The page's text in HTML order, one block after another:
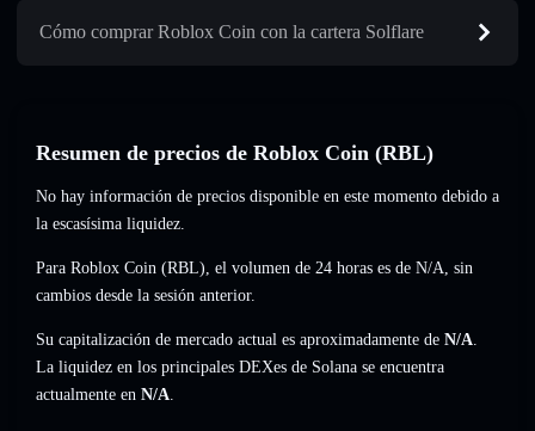
Cómo comprar Roblox Coin con la cartera Solflare
Resumen de precios de Roblox Coin (RBL)
No hay información de precios disponible en este momento debido a
la escasísima liquidez.
Para Roblox Coin (RBL), el volumen de 24 horas es de N/A, sin
cambios desde la sesión anterior.
Su capitalización de mercado actual es aproximadamente de N/A.
La liquidez en los principales DEXes de Solana se encuentra
actualmente en N/A.